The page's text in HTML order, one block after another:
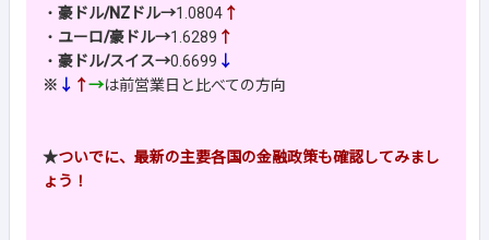
・ 豪ドル/NZドル→1.0804 ↑
・ ユーロ/豪ドル→1.6289 ↑
・ 豪ドル/スイス→0.6699 ↓
※ ↓ ↑→は前営業日と比べての方向
★ついでに、最新の主要各国の金融政策も確認してみまし
ょう！